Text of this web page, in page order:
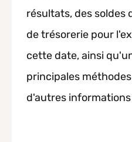
résultats, des soldes
de trésorerie pour
cette date, ainsi
principales
d'autres